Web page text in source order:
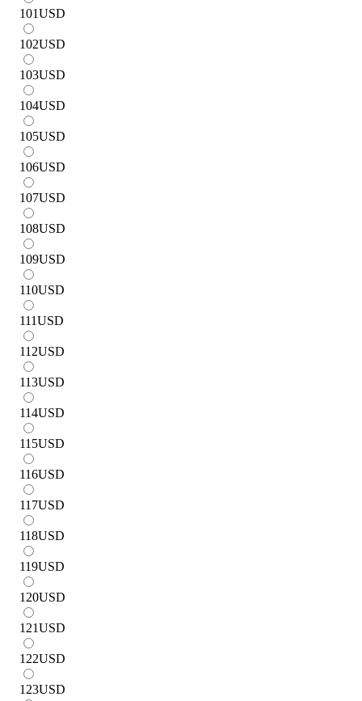
101USD
102USD
103USD
104USD
105USD
106USD
107USD
108USD
109USD
110USD
111USD
112USD
113USD
114USD
115USD
116USD
117USD
118USD
119USD
120USD
121USD
122USD
123USD